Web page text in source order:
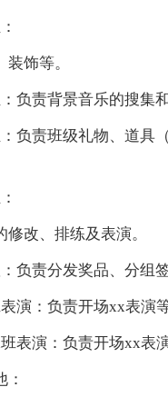
饰等。
责背景音乐的搜集和
责班级礼物、道具（
改、排练及表演。
责分发奖品、分组签
：负责开场xx表演等
演：负责开场xx表演